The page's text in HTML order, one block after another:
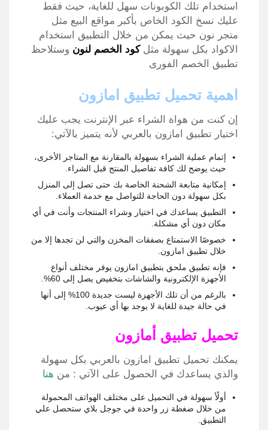
استخدام تلك الكوبونات سهل للغاية، حيث فقط
عليك نسخ الكود الخاص بأكبر مواقع البيع مثل
متجر نون حيث يمكن من خلال التطبيق استخدام
الاكواد بكل سهولة مثلكود الخصم لنون وستلاحظ
تطبيق الخصم الفورى
اهمية تحميل تطبيق امازون
إن كنت من هواة الشراء عبر الإنترنت يجب عليك
اختيار تطبيق امازون بالعربي لأنه يتميز بالآتي:
إتمام عملية الشراء بسهولة بالمقارنة مع المتاجر الأخرى،
حيث يوضح لك كافة تفاصيل المنتج قبل الشراء.
إمكانية متابعة الشحنة الخاصة بك حتى تصل إلى المنزل
بكل سهولة دون الحاجة للتواصل مع خدمة العملاء.
التطبيق يساعدك في اختيار وشراء المنتجات وأنت في أي
مكان دون أي مشكلة.
خصوصًا الاستمتاع بصفقات المخزن والتي لن تجدها إلا من
خلال تطبيق امازون.
فإنه تطبيق ملحق بتطبيق امازون يوفر مختلف أنواع
الأجهزة الإلكترونية والشاشات بتخفيض يصل إلى 60%.
بالرغم من أن تلك الأجهزة ليست جديدة 100% إلى أنها
في حالة جيدة للغاية لا يوجد بها أي عيوب.
تحميل تطبيق أمازون
يمكنك تحميل تطبيق امازون بالعربي بكل سهولة
والذي يساعدك في الحصول على الآتي : من هنا
أولًأ سهولة في التحميل على مختلف الهواتف المحمولة
من خلال ضغطة زر واحدة في جوجل بلاي ستحصل علي
التطبيق.